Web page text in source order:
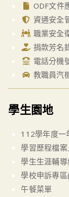
ODF文件
資通安全
職業安全
捐款芳名
電話分機
教職員汽
學生園地
112學年度一
學習歷程檔
學生生涯輔導
學校申訴專
午餐菜單